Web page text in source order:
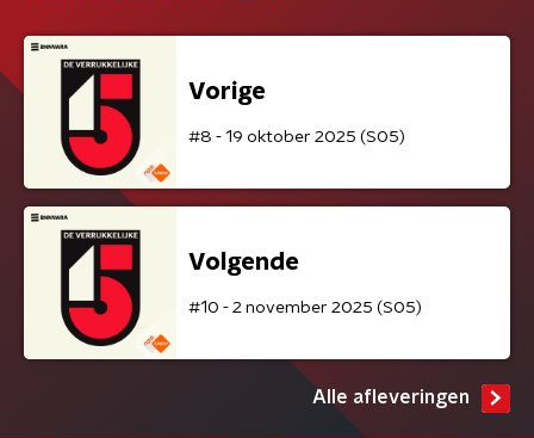
Vorige
#8 - 19 oktober 2025 (S05)
Volgende
#10 - 2 november 2025 (S05)
Alle afleveringen